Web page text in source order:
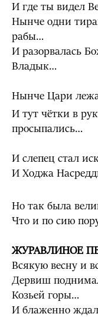
И где ты видел
Нынче одни
рабы…
И разорвалась
Владык…
Нынче Цари
И тут чётки в
просыпались…
И слепец стал
И Ходжа
Но так была
Что и по сию
ЖУРАВЛИНОЕ
Всякую весну и
Дервиш
Козьей горы…
И блаженно